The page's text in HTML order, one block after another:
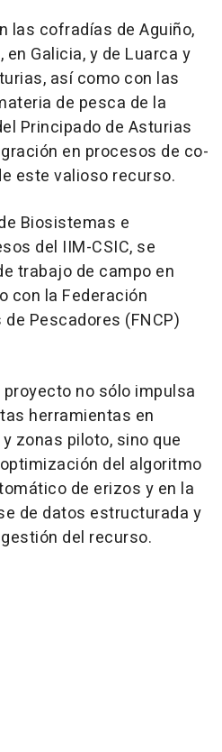
las cofradías de Aguiño,
en Galicia, y de Luarca y
así como con las
de pesca de la
Principado de Asturias
en procesos de co-
este valioso recurso.
Biosistemas e
del IIM-CSIC, se
trabajo de campo en
con la Federación
Pescadores (FNCP)
no sólo impulsa
herramientas en
zonas piloto, sino que
del algoritmo
de erizos y en la
de datos estructurada y
del recurso.